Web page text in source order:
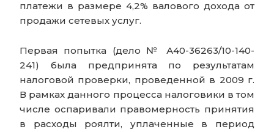
платежи в размере 4,2% валового дохода от
продажи сетевых услуг.
Первая попытка (дело № А40-36263/10-140-
241) была предпринята по результатам
налоговой проверки, проведенной в 2009 г.
В рамках данного процесса налоговики в том
числе оспаривали правомерность принятия
в расходы роялти, уплаченные в период